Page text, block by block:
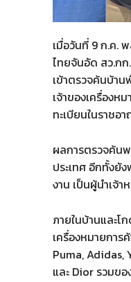
เมื่อวันที่ 9 ก.ค.
ไทยจันอัด สว.ก
เข้าตรวจค้นบ้า
เจ้าของเครื่องห
ทะเบียนในราชอ
ผลการตรวจค้น
ประเทศ อีกทั้งยั
งาน เป็นผู้นำเจ้า
ภายในบ้านและโ
เครื่องหมายการ
Puma, Adidas,
และ Dior รวมข